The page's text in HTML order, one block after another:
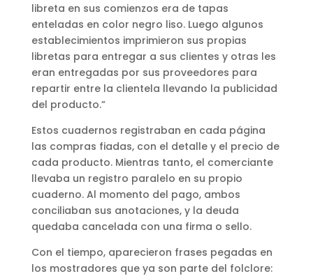
libreta en sus comienzos era de tapas
enteladas en color negro liso. Luego algunos
establecimientos imprimieron sus propias
libretas para entregar a sus clientes y otras les
eran entregadas por sus proveedores para
repartir entre la clientela llevando la publicidad
del producto.”
Estos cuadernos registraban en cada página
las compras fiadas, con el detalle y el precio de
cada producto. Mientras tanto, el comerciante
llevaba un registro paralelo en su propio
cuaderno. Al momento del pago, ambos
conciliaban sus anotaciones, y la deuda
quedaba cancelada con una firma o sello.
Con el tiempo, aparecieron frases pegadas en
los mostradores que ya son parte del folclore: